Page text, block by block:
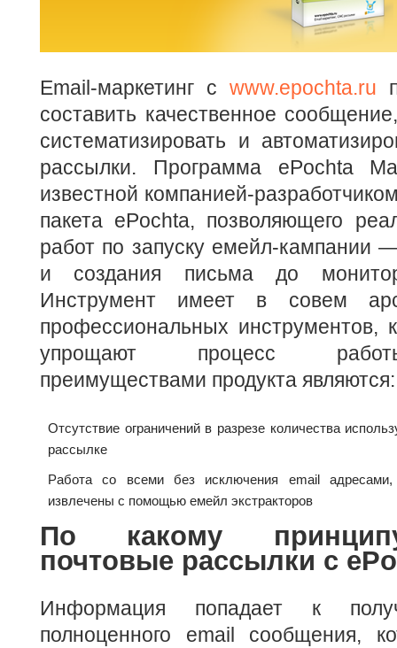
Email-маркетинг с www.epochta.ru
составить качественное
систематизировать и
рассылки. Программа ePochta
известной компанией-
пакета ePochta, позволяющего
работ по запуску емейл-кампании
и создания письма до
Инструмент имеет в совем
профессиональных инструментов,
упрощают процесс
преимуществами продукта являются:
Отсутствие ограничений в разрезе количества
рассылке
Работа со всеми без исключения email
извлечены с помощью емейл экстракторов
По какому
почтовые рассылки с
Информация попадает к
полноценного email сообщения,